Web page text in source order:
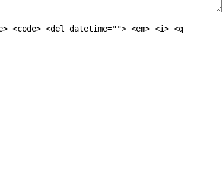
<del datetime=""> <em> <i> <q